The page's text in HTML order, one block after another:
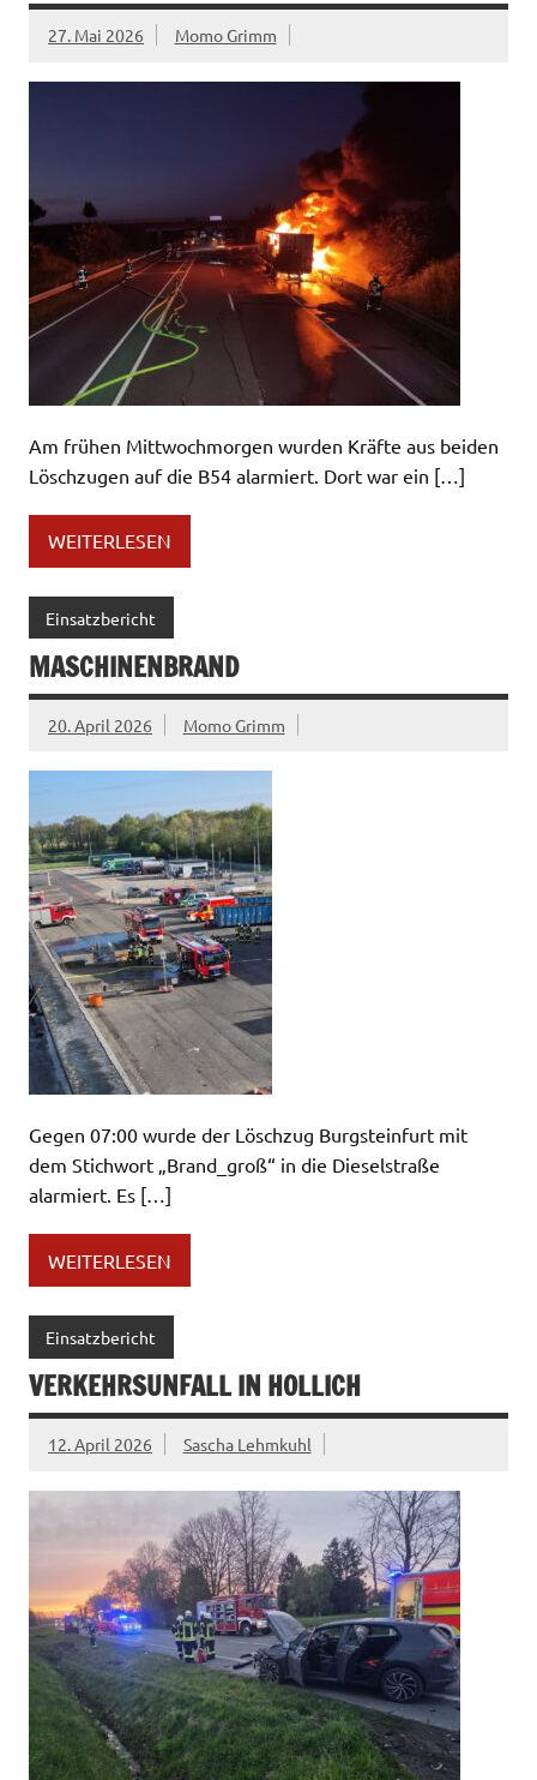
27. Mai 2026 Momo Grimm
Am frühen Mittwochmorgen wurden Kräfte aus beiden
Löschzugen auf die B54 alarmiert. Dort war ein […]
WEITERLESEN
Einsatzbericht
MASCHINENBRAND
20. April 2026 Momo Grimm
Gegen 07:00 wurde der Löschzug Burgsteinfurt mit
dem Stichwort „Brand_groß“ in die Dieselstraße
alarmiert. Es […]
WEITERLESEN
Einsatzbericht
VERKEHRSUNFALL IN HOLLICH
12. April 2026 Sascha Lehmkuhl